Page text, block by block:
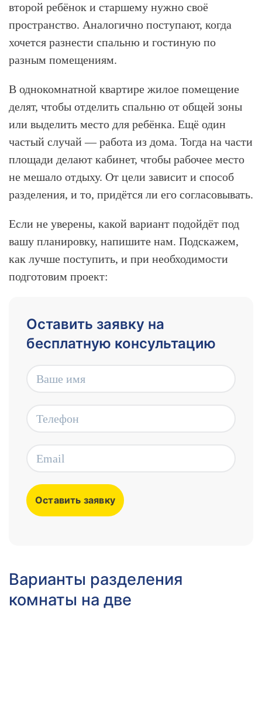
второй ребёнок и старшему нужно своё
пространство. Аналогично поступают, когда
хочется разнести спальню и гостиную по
разным помещениям.
В однокомнатной квартире жилое помещение
делят, чтобы отделить спальню от общей зоны
или выделить место для ребёнка. Ещё один
частый случай — работа из дома. Тогда на части
площади делают кабинет, чтобы рабочее место
не мешало отдыху. От цели зависит и способ
разделения, и то, придётся ли его согласовывать.
Если не уверены, какой вариант подойдёт под
вашу планировку, напишите нам. Подскажем,
как лучше поступить, и при необходимости
подготовим проект:
Оставить заявку на
бесплатную консультацию
Варианты разделения
комнаты на две